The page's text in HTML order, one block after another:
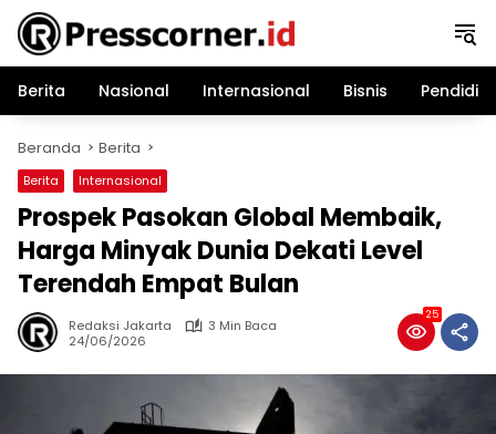
Langsung
konten
Berita
Nasional Internasional Bisnis
Beranda Berita
Berita Internasional
Prospek Pasokan Global Membaik,
Harga Minyak Dunia Dekati Level
Terendah Empat Bulan
Redaksi Jakarta
3 Min Baca
24/06/2026
25